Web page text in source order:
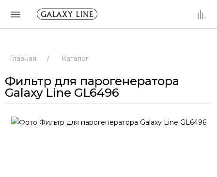
Главная / Каталог
Фильтр для парогенератора
Galaxy Line GL6496